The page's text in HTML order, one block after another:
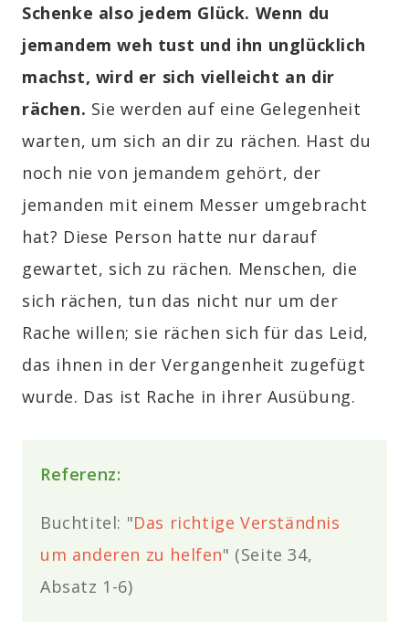
Schenke also jedem Glück. Wenn du
jemandem weh tust und ihn unglücklich
machst, wird er sich vielleicht an dir
rächen. Sie werden auf eine Gelegenheit
warten, um sich an dir zu rächen. Hast du
noch nie von jemandem gehört, der
jemanden mit einem Messer umgebracht
hat? Diese Person hatte nur darauf
gewartet, sich zu rächen. Menschen, die
sich rächen, tun das nicht nur um der
Rache willen; sie rächen sich für das Leid,
das ihnen in der Vergangenheit zugefügt
wurde. Das ist Rache in ihrer Ausübung.
Referenz:
Buchtitel: "Das richtige Verständnis
um anderen zu helfen" (Seite 34,
Absatz 1-6)